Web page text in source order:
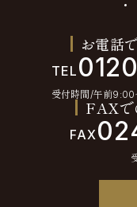
お電話
TEL
受付時間/午前9:00
FAXで
FAX